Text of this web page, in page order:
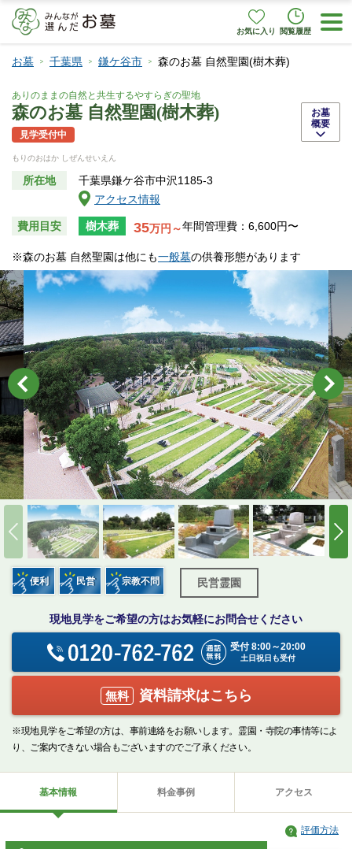
お気に入り 閲覧履歴
お墓 千葉県 鎌ケ谷市 森のお墓 自然聖園(樹木葬)
ありのままの自然と共生するやすらぎの聖地
森のお墓 自然聖園(樹木葬)
見学受付中
もりのおはか しぜんせいえん
所在地
千葉県鎌ケ谷市中沢1185-3
アクセス情報
費用目安 樹木葬 35万円～年間管理費：6,600円〜
※森のお墓 自然聖園は他にも一般墓の供養形態があります
お墓
概要
便利 民営 宗教不問 民営霊園
現地見学をご希望の方はお気軽にお問合せください
受付 8:00～20:00
土日祝日も受付
無料 資料請求はこちら
※現地見学をご希望の方は、事前連絡をお願いします。霊園・寺院の事情等によ
り、ご案内できない場合もございますのでご了承ください。
基本情報 料金事例 アクセス
評価方法